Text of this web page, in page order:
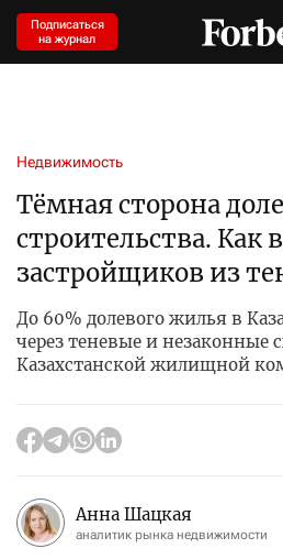
Подписаться
на журнал
Недвижимость
Тёмная сторона
строительства. Как
застройщиков из
До 60% долевого жилья в
через теневые и незаконные
Казахстанской жилищной
Анна Шацкая
аналитик рынка недвижимости